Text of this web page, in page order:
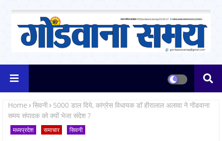
Home सिवनी
5000 डाल दिये, कांग्रेस विधायक डॉ हीरालाल अलावा ने गोंडवाना
समय संपादक को क्यों भेजा संदेश ?
मध्यप्रदेश समाचार सिवनी